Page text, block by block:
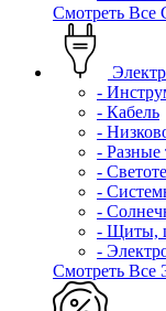
Смотреть Все
-
- Кабель
-
- Разные
-
-
-
- Щиты,
-
Смотреть Все